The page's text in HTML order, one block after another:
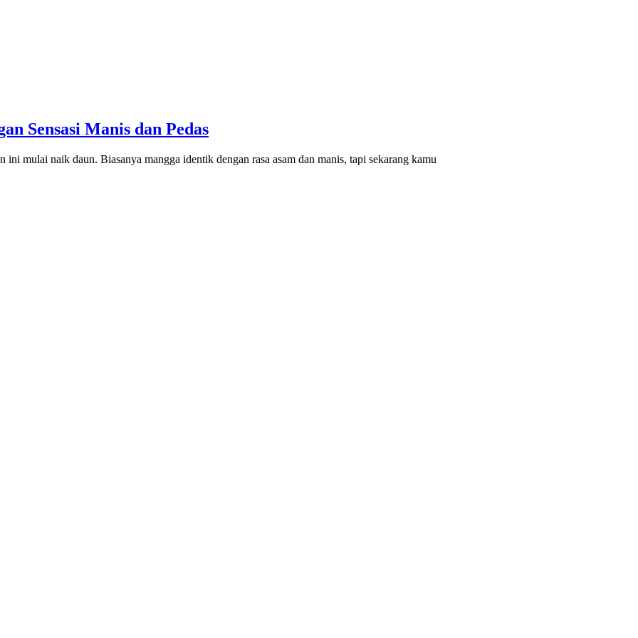
Sensasi Manis dan Pedas
mulai naik daun. Biasanya mangga identik dengan rasa asam dan manis, tapi sekarang kamu